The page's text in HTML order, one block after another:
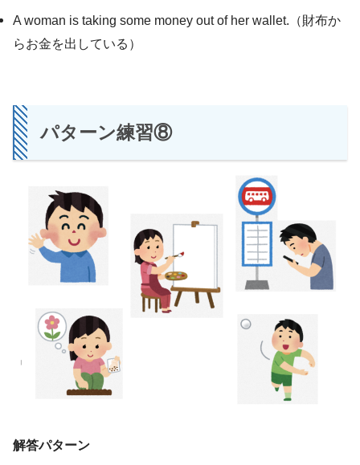
A woman is taking some money out of her wallet.（財布か
らお金を出している）
パターン練習⑧
解答パターン